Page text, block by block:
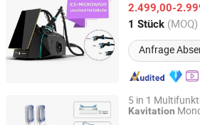
Konturierung,
2.499,00-
1 Stück (MOQ)
Anfrage
Guangdong, China Seit
5 in 1
Kavitation
Guangzhou Beir Electronic